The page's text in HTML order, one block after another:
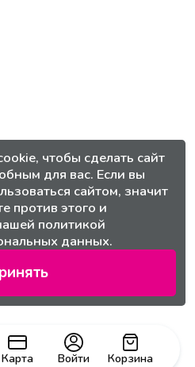
Карта Корзина
Войти
чтобы сделать сайт
для вас. Если вы
сайтом, значит
против этого и
политикой
данных.